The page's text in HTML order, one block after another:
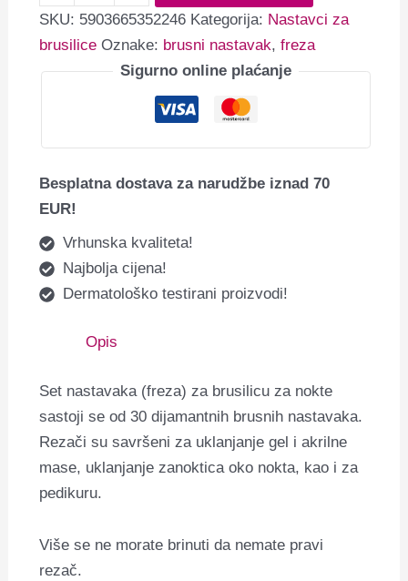
SKU: 5903665352246 Kategorija: Nastavci za
brusilice Oznake: brusni nastavak,freza
Sigurno online plaćanje
Besplatna dostava za narudžbe iznad 70
EUR!
Vrhunska kvaliteta!
Najbolja cijena!
Dermatološko testirani proizvodi!
Opis
Set nastavaka (freza) za brusilicu za nokte
sastoji se od 30 dijamantnih brusnih nastavaka.
Rezači su savršeni za uklanjanje gel i akrilne
mase, uklanjanje zanoktica oko nokta, kao i za
pedikuru.
Više se ne morate brinuti da nemate pravi
rezač.